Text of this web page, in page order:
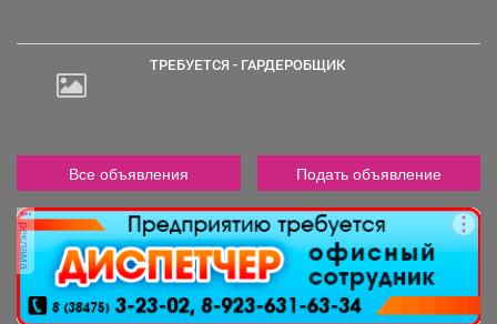
ТРЕБУЕТСЯ - ГАРДЕРОБЩИК
Все объявления Подать объявление
реклама